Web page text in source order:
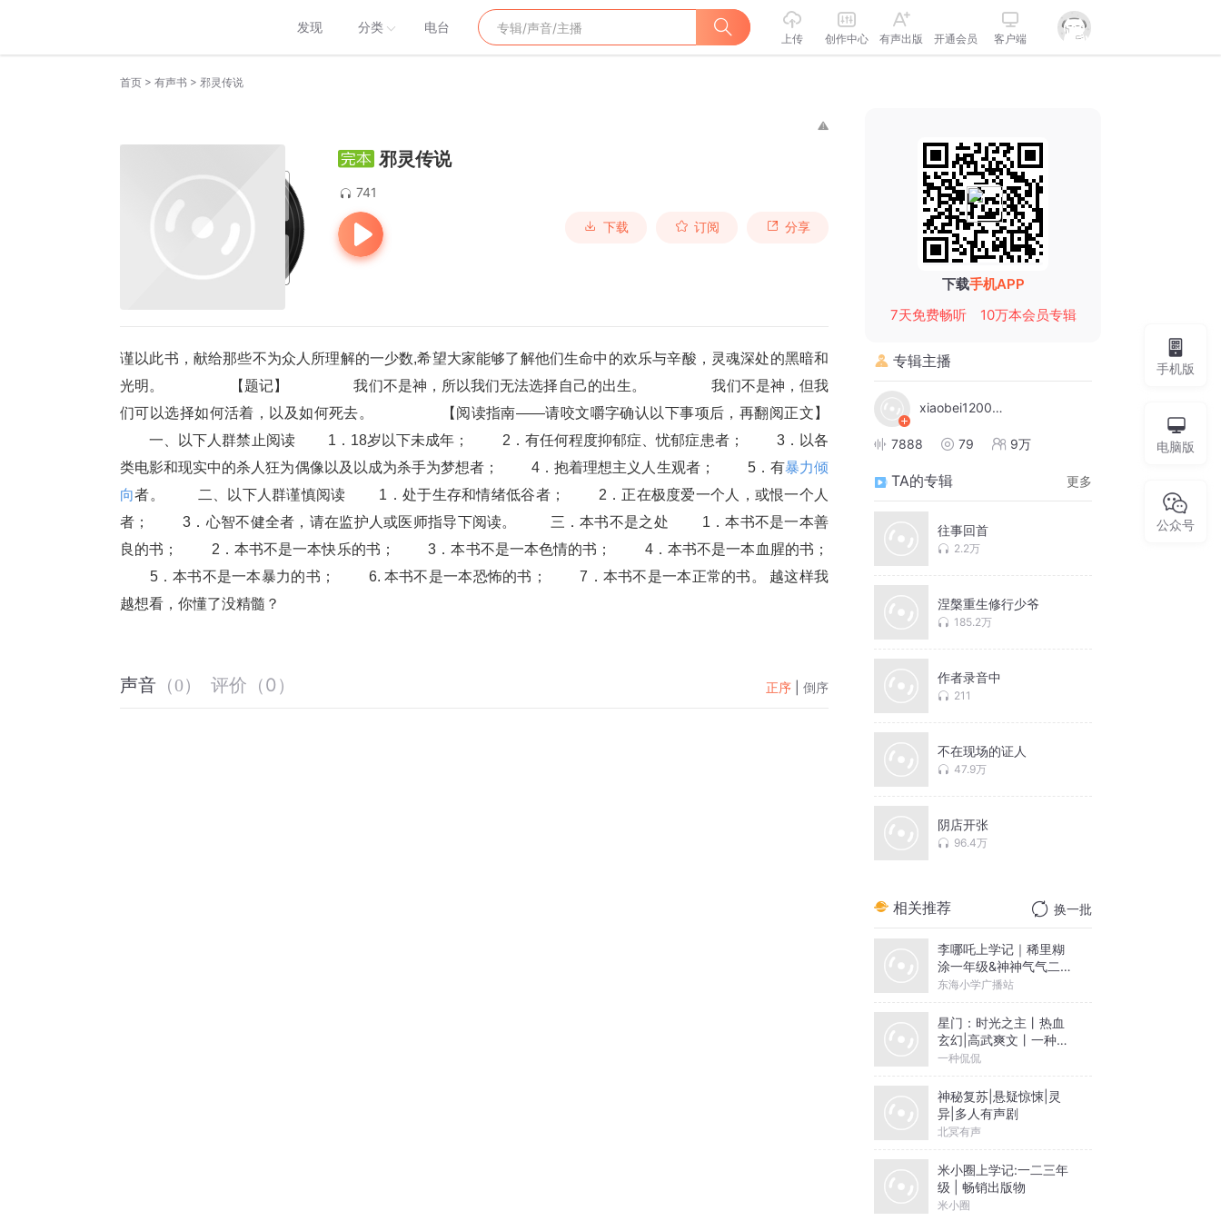
发现 分类 电台
上传 创作中心 有声出版 开通会员 客户端
首页 > 有声书 > 邪灵传说
邪灵传说
741
下载 订阅 分享
谨以此书，献给那些不为众人所理解的一少数,希望大家能够了解他们生命中的欢乐与辛酸，灵魂深处的黑暗和
光明。 　　 　　【题记】 　　 　　我们不是神，所以我们无法选择自己的出生。 　　 　　我们不是神，但我
们可以选择如何活着，以及如何死去。 　　 　　【阅读指南——请咬文嚼字确认以下事项后，再翻阅正文】
一、以下人群禁止阅读 　　1．18岁以下未成年； 　　2．有任何程度抑郁症、忧郁症患者； 　　3．以各
类电影和现实中的杀人狂为偶像以及以成为杀手为梦想者； 　　4．抱着理想主义人生观者； 　　5．有暴力倾
向者。 　　二、以下人群谨慎阅读 　　1．处于生存和情绪低谷者； 　　2．正在极度爱一个人，或恨一个人
者； 　　3．心智不健全者，请在监护人或医师指导下阅读。 　　三．本书不是之处 　　1．本书不是一本善
良的书； 　　2．本书不是一本快乐的书； 　　3．本书不是一本色情的书； 　　4．本书不是一本血腥的书；
5．本书不是一本暴力的书； 　　6. 本书不是一本恐怖的书； 　　7．本书不是一本正常的书。 越这样我
越想看，你懂了没精髓？
声音 （0） 评价 （0 ） 正序 倒序
下载手机APP
7天免费畅听
10万本会员专辑
专辑主播
xiaobei1200888
7888 79 9万
TA的专辑 更多
往事回首
2.2万
涅槃重生修行少爷
185.2万
作者录音中
211
不在现场的证人
47.9万
阴店开张
96.4万
相关推荐 换一批
李哪吒上学记｜稀里糊
涂一年级&神神气气二年
级
东海小学广播站
星门：时光之主丨热血
玄幻|高武爽文丨一种侃
侃丨老鹰吃小鸡
一种侃侃
神秘复苏|悬疑惊悚|灵
异|多人有声剧
北冥有声
米小圈上学记:一二三年
级 | 畅销出版物
米小圈
手机版
电脑版
公众号